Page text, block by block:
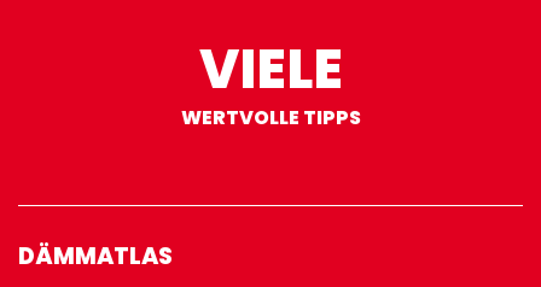
VIELE
WERTVOLLE TIPPS
DÄMMATLAS